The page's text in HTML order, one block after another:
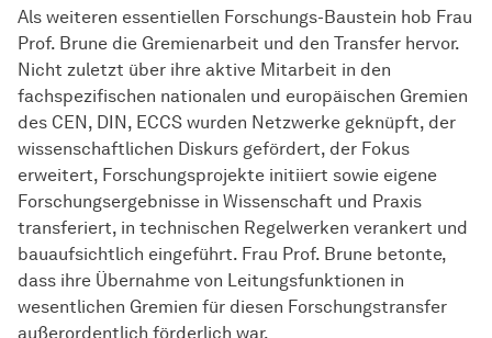
Als weiteren essentiellen Forschungs-Baustein hob Frau
Prof. Brune die Gremienarbeit und den Transfer hervor.
Nicht zuletzt über ihre aktive Mitarbeit in den
fachspezifischen nationalen und europäischen Gremien
des CEN, DIN, ECCS wurden Netzwerke geknüpft, der
wissenschaftlichen Diskurs gefördert, der Fokus
erweitert, Forschungsprojekte initiiert sowie eigene
Forschungsergebnisse in Wissenschaft und Praxis
transferiert, in technischen Regelwerken verankert und
bauaufsichtlich eingeführt. Frau Prof. Brune betonte,
dass ihre Übernahme von Leitungsfunktionen in
wesentlichen Gremien für diesen Forschungstransfer
außerordentlich förderlich war.